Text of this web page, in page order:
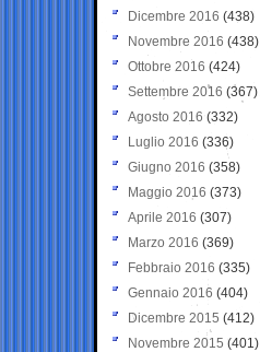
Dicembre 2016 (438)
Novembre 2016 (438)
Ottobre 2016 (424)
Settembre 2016 (367)
Agosto 2016 (332)
Luglio 2016 (336)
Giugno 2016 (358)
Maggio 2016 (373)
Aprile 2016 (307)
Marzo 2016 (369)
Febbraio 2016 (335)
Gennaio 2016 (404)
Dicembre 2015 (412)
Novembre 2015 (401)